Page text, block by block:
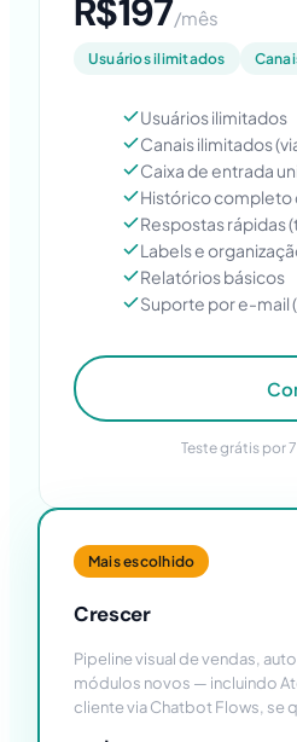
R$197/mês
Usuários ilimitados
Usuários ilimitados
Canais ilimitados
Caixa de entrada
Histórico completo
Respostas rápidas
Labels e
Relatórios básicos
Suporte por e-mail
Teste grátis por
Mais escolhido
Crescer
Pipeline visual de vendas,
módulos novos — incluindo
cliente via Chatbot Flows, se